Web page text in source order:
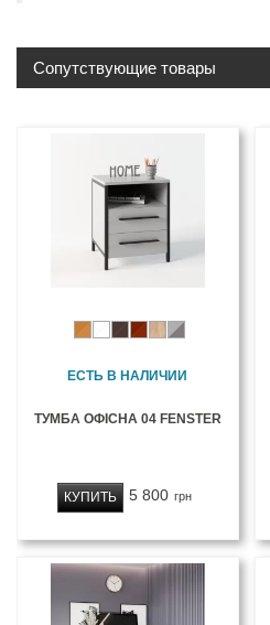
Сопутствующие товары
ЕСТЬ В НАЛИЧИИ
ТУМБА ОФІСНА 04 FENSTER
5 800 грн
КУПИТЬ